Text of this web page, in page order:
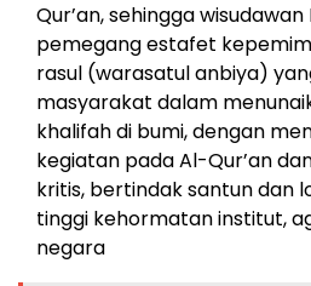
Qur’an, sehingga
pemegang estafet
rasul (warasatul anbiya)
masyarakat dalam
khalifah di bumi, dengan
kegiatan pada Al-Qur’an
kritis, bertindak santun dan
tinggi kehormatan institut,
negara